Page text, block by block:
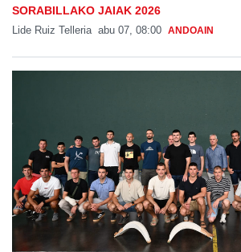
SORABILLAKO JAIAK 2026
Lide Ruiz Telleria abu 07, 08:00 ANDOAIN